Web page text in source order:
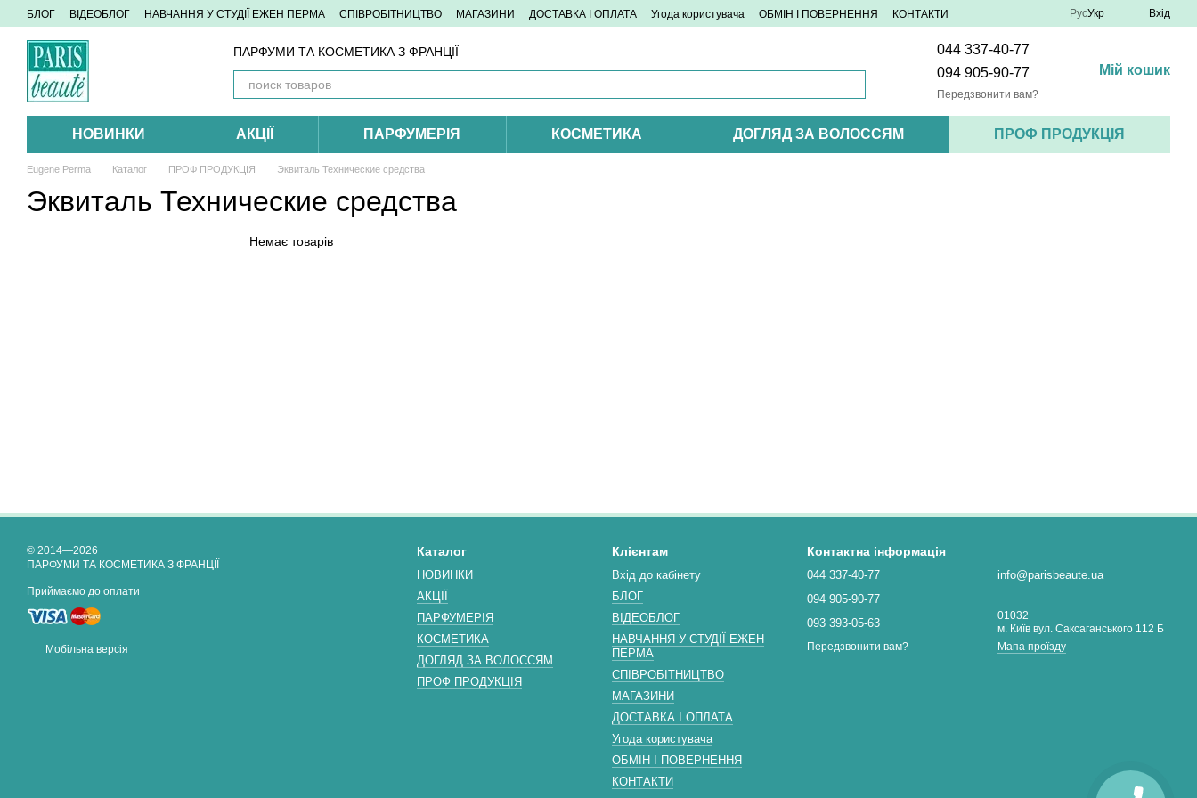
Перейти до основного контенту
БЛОГ ВІДЕОБЛОГ НАВЧАННЯ У СТУДІЇ ЕЖЕН ПЕРМА СПІВРОБІТНИЦТВО МАГАЗИНИ ДОСТАВКА І ОПЛАТА Угода користувача ОБМІН І ПОВЕРНЕННЯ КОНТАКТИ РусУкр Вхід
ПАРФУМИ ТА КОСМЕТИКА З ФРАНЦІЇ
044 337-40-77
094 905-90-77
Передзвонити вам?
Мій кошик
НОВИНКИ АКЦІЇ ПАРФУМЕРІЯ КОСМЕТИКА ДОГЛЯД ЗА ВОЛОССЯМ ПРОФ ПРОДУКЦІЯ
Eugene Perma Каталог ПРОФ ПРОДУКЦІЯ Эквиталь Технические средства
Эквиталь Технические средства
Немає товарів
© 2014—2026
ПАРФУМИ ТА КОСМЕТИКА З ФРАНЦІЇ
Приймаємо до оплати
Мобільна версія
Каталог
НОВИНКИ
АКЦІЇ
ПАРФУМЕРІЯ
КОСМЕТИКА
ДОГЛЯД ЗА ВОЛОССЯМ
ПРОФ ПРОДУКЦІЯ
Клієнтам
Вхід до кабінету
БЛОГ
ВІДЕОБЛОГ
НАВЧАННЯ У СТУДІЇ ЕЖЕН
ПЕРМА
СПІВРОБІТНИЦТВО
МАГАЗИНИ
ДОСТАВКА І ОПЛАТА
Угода користувача
ОБМІН І ПОВЕРНЕННЯ
КОНТАКТИ
Контактна інформація
044 337-40-77
094 905-90-77
093 393-05-63
Передзвонити вам?
info@parisbeaute.ua
01032
м. Київ вул. Саксаганського 112 Б
Мапа проїзду